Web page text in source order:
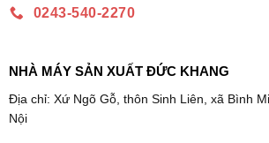
0243-540-2270
NHÀ MÁY SẢN XUẤT ĐỨC KHANG
Địa chỉ: Xứ Ngõ Gỗ, thôn Sinh Liên, xã Bình
Nội